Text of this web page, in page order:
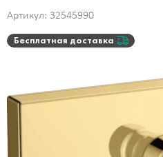
Артикул: 32545990
Бесплатная доставка